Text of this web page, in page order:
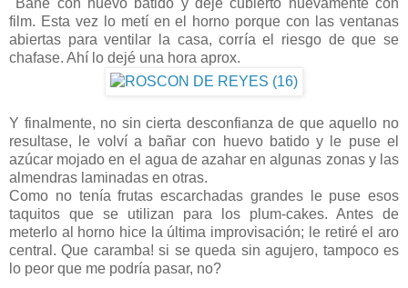
Bañé con huevo batido y dejé cubierto nuevamente con
film. Esta vez lo metí en el horno porque con las ventanas
abiertas para ventilar la casa, corría el riesgo de que se
chafase. Ahí lo dejé una hora aprox.
Y finalmente, no sin cierta desconfianza de que aquello no
resultase, le volví a bañar con huevo batido y le puse el
azúcar mojado en el agua de azahar en algunas zonas y las
almendras laminadas en otras.
Como no tenía frutas escarchadas grandes le puse esos
taquitos que se utilizan para los plum-cakes. Antes de
meterlo al horno hice la última improvisación; le retiré el aro
central. Que caramba! si se queda sin agujero, tampoco es
lo peor que me podría pasar, no?